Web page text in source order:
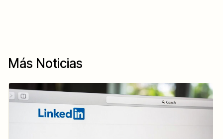
Más Noticias